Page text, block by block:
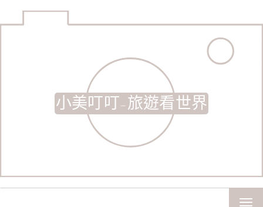
小美叮叮-旅遊看世界